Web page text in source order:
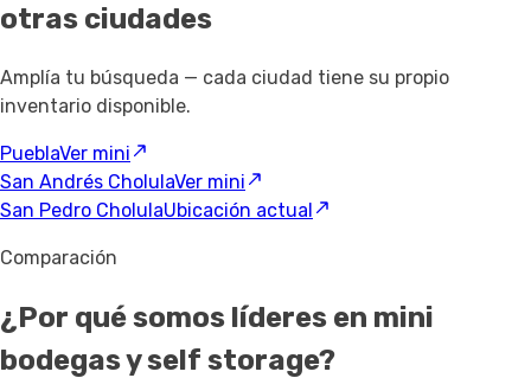
otras ciudades
Amplía tu búsqueda — cada ciudad tiene su propio
inventario disponible.
PueblaVer mini
San Andrés CholulaVer mini
San Pedro CholulaUbicación actual
Comparación
¿Por qué somos líderes en mini
bodegas y self storage?